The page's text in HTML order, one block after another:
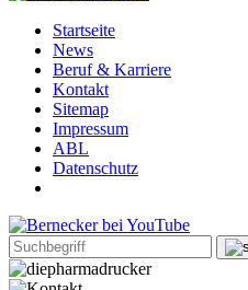
Startseite
News
Beruf & Karriere
Kontakt
Sitemap
Impressum
ABL
Datenschutz